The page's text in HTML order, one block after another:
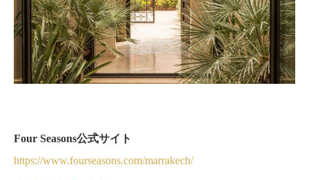
Four Seasons公式サイト
https://www.fourseasons.com/marrakech/